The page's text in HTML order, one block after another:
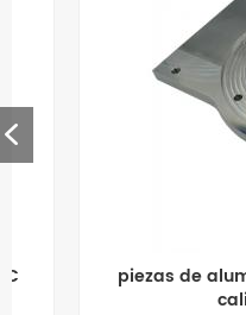
piezas de aluminio
calidad